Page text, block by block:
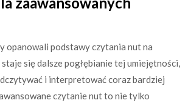
opanowali podstawy czytania nut na
się dalsze pogłębianie tej umiejętności,
i interpretować coraz bardziej
czytanie nut to nie tylko